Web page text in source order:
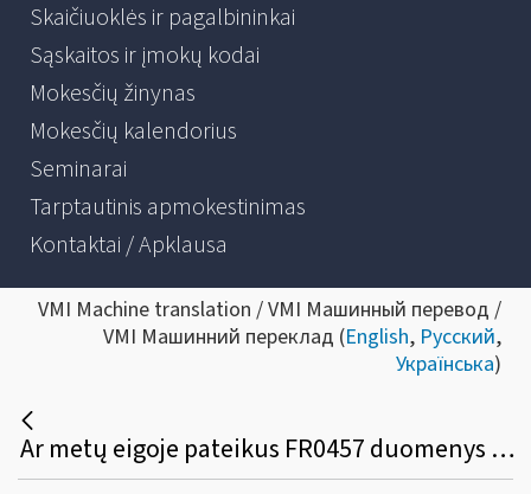
Skaičiuoklės ir pagalbininkai
Sąskaitos ir įmokų kodai
Mokesčių žinynas
Mokesčių kalendorius
Seminarai
Tarptautinis apmokestinimas
Kontaktai / Apklausa
VMI Machine translation / VMI Машинный перевод /
VMI Машинний переклад (English, Русский,
Українська)
Ar metų eigoje pateikus FR0457 duomenys persikels į i.APS automatiškai?